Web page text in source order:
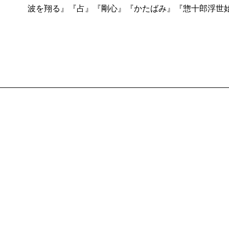
の騒動の裏側を描いた横田順彌『熱血児 押川春浪
書こうと決めました。
にと請われ、悪戦苦闘しながらチームを指導していく
波を翔る』『占』『剛心』『かたばみ』『惣十郎浮世